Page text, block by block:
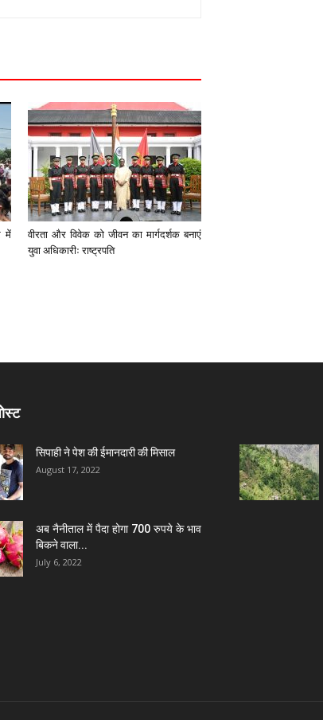
में
वीरता और विवेक को जीवन का मार्गदर्शक बनाएं
युवा अधिकारीः राष्ट्रपति
सिपाही ने पेश की ईमानदारी की मिसाल
August 17, 2022
अब नैनीताल में पैदा होगा 700 रुपये के भाव
बिकने वाला...
July 6, 2022